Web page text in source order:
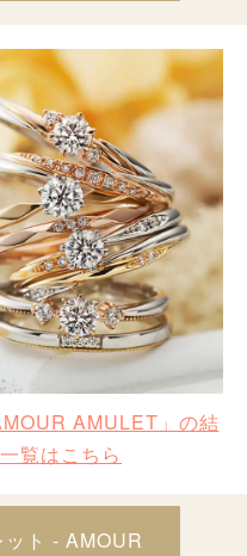
AMULET」の結
覧はこちら
ット - AMOUR